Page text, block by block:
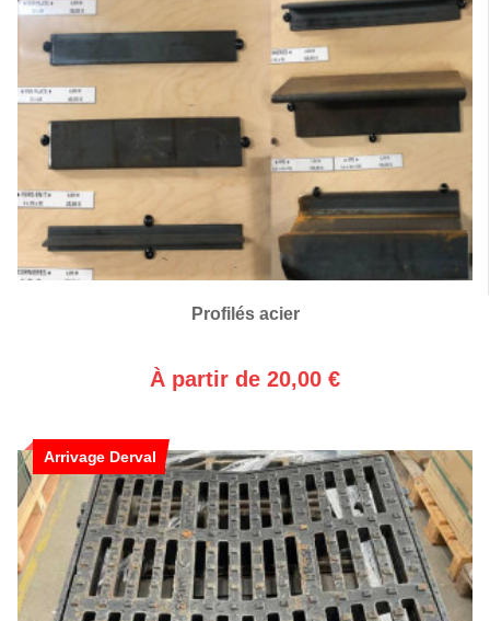
Profilés acier
À partir de 20,00 €
Arrivage Derval